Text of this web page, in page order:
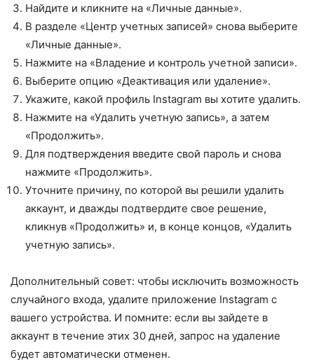
Найдите и кликните на «Личные данные».
В разделе «Центр учетных записей» снова выберите
«Личные данные».
Нажмите на «Владение и контроль учетной записи».
Выберите опцию «Деактивация или удаление».
Укажите, какой профиль Instagram вы хотите удалить.
Нажмите на «Удалить учетную запись», а затем
«Продолжить».
Для подтверждения введите свой пароль и снова
нажмите «Продолжить».
Уточните причину, по которой вы решили удалить
аккаунт, и дважды подтвердите свое решение,
кликнув «Продолжить» и, в конце концов, «Удалить
учетную запись».
Дополнительный совет: чтобы исключить возможность
случайного входа, удалите приложение Instagram с
вашего устройства. И помните: если вы зайдете в
аккаунт в течение этих 30 дней, запрос на удаление
будет автоматически отменен.